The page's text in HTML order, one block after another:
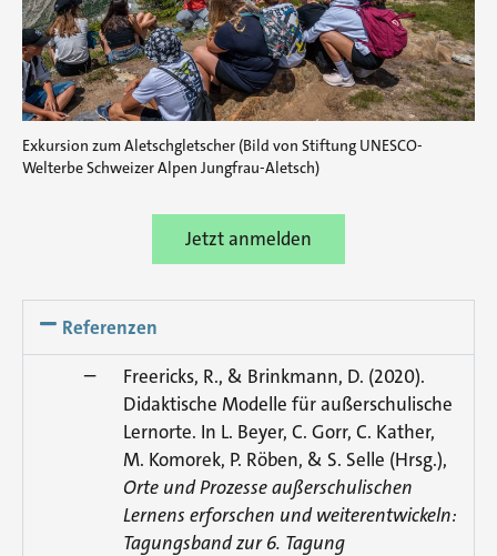
Exkursion zum Aletschgletscher (Bild von Stiftung UNESCO-
Welterbe Schweizer Alpen Jungfrau-Aletsch)
Jetzt anmelden
Referenzen
Freericks, R., & Brinkmann, D. (2020).
Didaktische Modelle für außerschulische
Lernorte. In L. Beyer, C. Gorr, C. Kather,
M. Komorek, P. Röben, & S. Selle (Hrsg.),
Orte und Prozesse außerschulischen
Lernens erforschen und weiterentwickeln:
Tagungsband zur 6. Tagung